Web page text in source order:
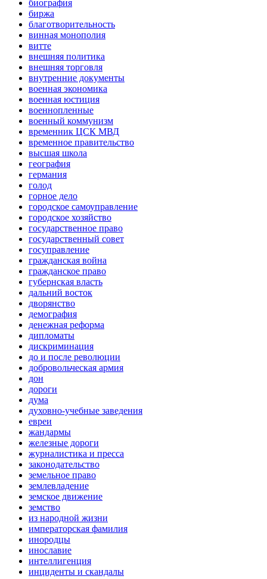
биография
биржа
благотворительность
винная монополия
витте
внешняя политика
внешняя торговля
внутренние документы
военная экономика
военная юстиция
военнопленные
военный коммунизм
временник ЦСК МВД
временное правительство
высшая школа
география
германия
голод
горное дело
городское самоуправление
городское хозяйство
государственное право
государственный совет
госуправление
гражданская война
гражданское право
губернская власть
дальний восток
дворянство
демография
денежная реформа
дипломаты
дискриминация
до и после революции
добровольческая армия
дон
дороги
дума
духовно-учебные заведения
евреи
жандармы
железные дороги
журналистика и пресса
законодательство
земельное право
землевладение
земское движение
земство
из народной жизни
императорская фамилия
инородцы
инославие
интеллигенция
инциденты и скандалы